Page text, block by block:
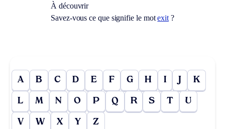
À découvrir
Savez-vous ce que signifie le motexit ?
A B C D E F G H I J K
L M N O P Q R S T U
V W X Y Z